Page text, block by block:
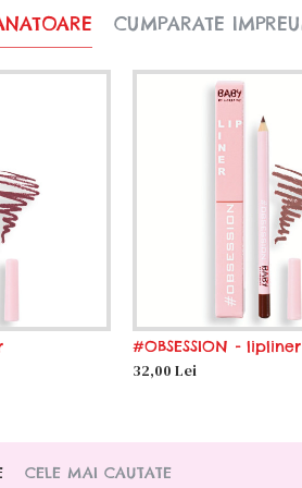
CUMPARATE
#OBSESSION - lipliner
32,00 Lei
CELE MAI CAUTATE